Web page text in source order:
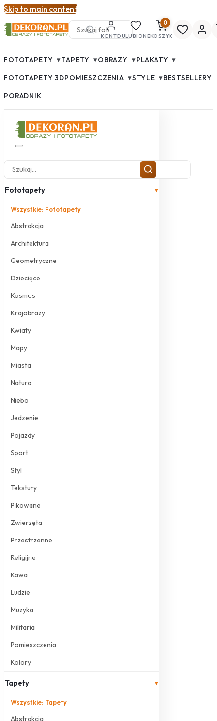
Skip to main content
KONTOULUBIONE
0
KOSZYK
FOTOTAPETY ▾TAPETY ▾OBRAZY ▾PLAKATY ▾
FOTOTAPETY 3DPOMIESZCZENIA ▾STYLE ▾BESTSELLERY
PORADNIK
Fototapety ▾
Wszystkie: Fototapety
Abstrakcja
Architektura
Geometryczne
Dziecięce
Kosmos
Krajobrazy
Kwiaty
Mapy
Miasta
Natura
Niebo
Jedzenie
Pojazdy
Sport
Styl
Tekstury
Pikowane
Zwierzęta
Przestrzenne
Religijne
Kawa
Ludzie
Muzyka
Militaria
Pomieszczenia
Kolory
Tapety ▾
Wszystkie: Tapety
Abstrakcja